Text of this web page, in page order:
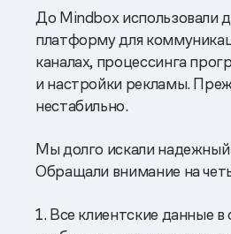
До Mindbox использовали
платформу для
каналах, процессинга
и настройки рекламы.
нестабильно.
Мы долго искали надежный
Обращали внимание на
1. Все клиентские данные